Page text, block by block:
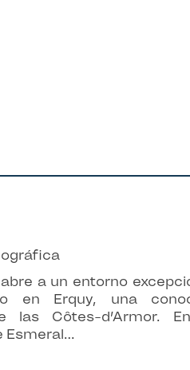
a un entorno
en Erquy, una
las Côtes-d’Armor.
Esmeral…